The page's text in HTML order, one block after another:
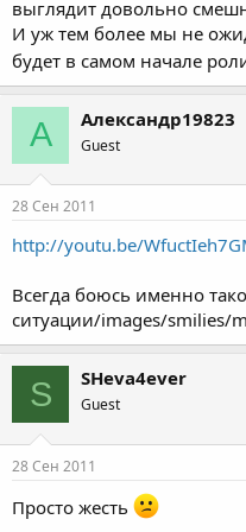
выглядит довольно
И уж тем более мы не
будет в самом начале
А Александр19823
Guest
28 Сен 2011
http://youtu.be/
Всегда боюсь именно
ситуации/images/smilies/
S SHeva4ever
Guest
28 Сен 2011
Просто жесть